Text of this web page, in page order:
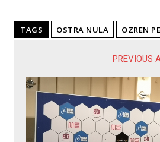
TAGS OSTRA NULA OZREN
PREVIOUS